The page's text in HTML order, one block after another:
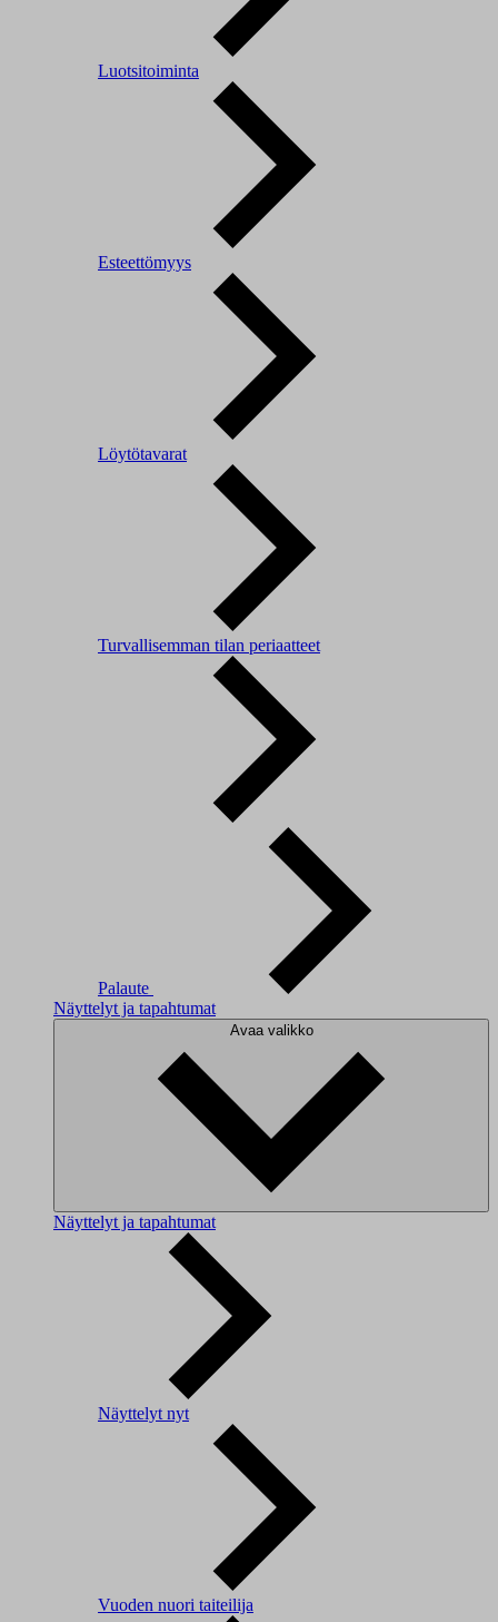
Luotsitoiminta
Esteettömyys
Löytötavarat
Turvallisemman tilan periaatteet
Palaute
Näyttelyt ja tapahtumat
Avaa valikko
Näyttelyt ja tapahtumat
Näyttelyt nyt
Vuoden nuori taiteilija